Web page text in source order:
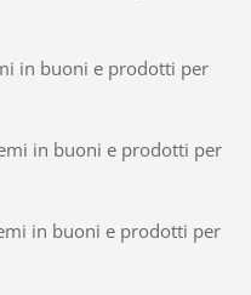
in buoni e prodotti per
in buoni e prodotti per
in buoni e prodotti per